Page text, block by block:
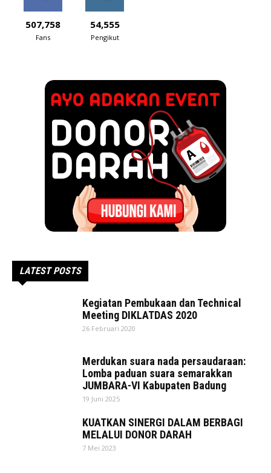
507,758
Fans
54,555
Pengikut
LATEST POSTS
Kegiatan Pembukaan dan Technical
Meeting DIKLATDAS 2020
26 Februari 2020
Merdukan suara nada persaudaraan:
Lomba paduan suara semarakkan
JUMBARA-VI Kabupaten Badung
19 Juni 2025
KUATKAN SINERGI DALAM BERBAGI
MELALUI DONOR DARAH
7 Mei 2023